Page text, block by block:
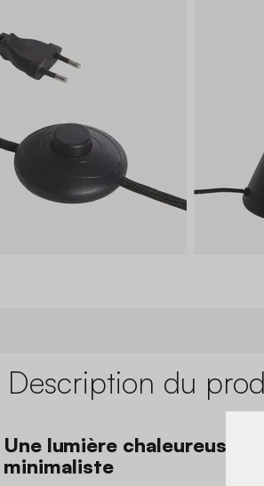
Description du
Une lumière chaleureuse au
minimaliste